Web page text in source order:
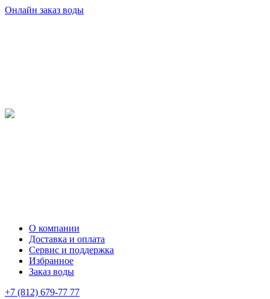
Онлайн заказ воды
О компании
Доставка и оплата
Сервис и поддержка
Избранное
Заказ воды
+7 (812) 679-77 77